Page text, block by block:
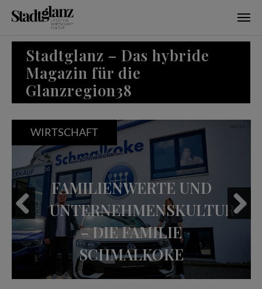
Skip to main content
Stadtglanz – Das hybride
Magazin für die
Glanzregion38
WIRTSCHAFT
FAMILIENWERTE UND
UNTERNEHMENSKULTUR
– DIE FAMILIE
SCHMALKOKE
Previous